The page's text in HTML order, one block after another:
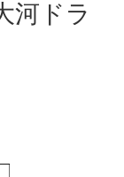
河ドラ